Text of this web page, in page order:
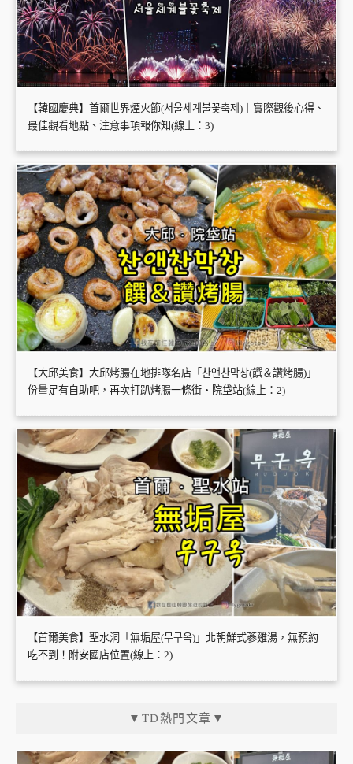
【韓國慶典】首爾世界煙火節(서울세계불꽃축제)｜實際觀後心得、
最佳觀看地點、注意事項報你知(線上：3)
【大邱美食】大邱烤腸在地排隊名店「찬앤찬막창(饌＆讚烤腸)」
份量足有自助吧，再次打趴烤腸一條街・院垈站(線上：2)
【首爾美食】聖水洞「無垢屋(무구옥)」北朝鮮式蔘雞湯，無預約
吃不到！附安國店位置(線上：2)
▼TD熱門文章▼